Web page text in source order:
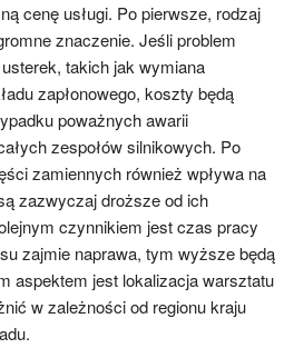
cenę usługi. Po pierwsze, rodzaj
znaczenie. Jeśli problem
takich jak wymiana
zapłonowego, koszty będą
poważnych awarii
zespołów silnikowych. Po
zamiennych również wpływa na
zazwyczaj droższe od ich
czynnikiem jest czas pracy
zajmie naprawa, tym wyższe będą
aspektem jest lokalizacja warsztatu
w zależności od regionu kraju